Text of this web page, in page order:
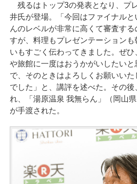
残るはトップ3の発表となり、プ
井氏が登場。「今回はファイナルと
んのレベルが非常に高くて審査す
すが、料理もプレゼンテーション
いもすごく伝わってきました。ぜ
や旅館に一度はおうかがいしたい
で、そのときはよろしくお願いいた
でした」と、講評を述べた。その後
れ、「湯原温泉 我無らん」（岡山
が手渡された。